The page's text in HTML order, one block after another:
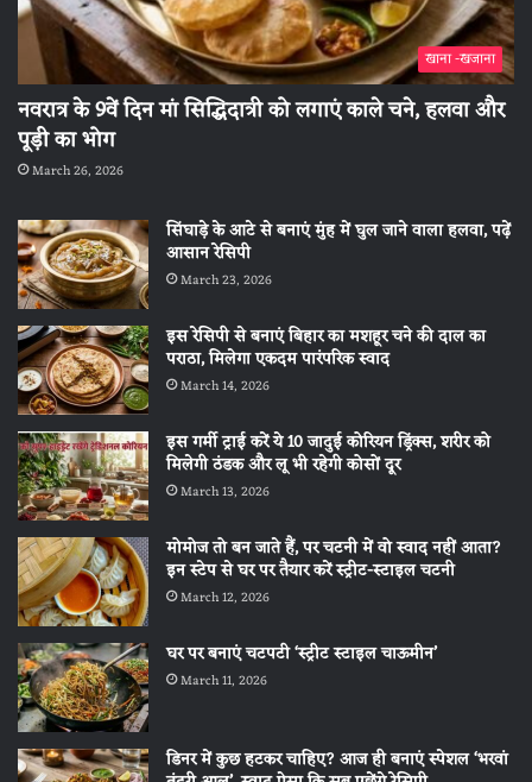
खाना -खजाना
नवरात्र के 9वें दिन मां सिद्धिदात्री को लगाएं काले चने, हलवा और
पूड़ी का भोग
March 26, 2026
सिंघाड़े के आटे से बनाएं मुंह में घुल जाने वाला हलवा, पढ़ें
आसान रेसिपी
March 23, 2026
इस रेसिपी से बनाएं बिहार का मशहूर चने की दाल का
पराठा, मिलेगा एकदम पारंपरिक स्वाद
March 14, 2026
इस गर्मी ट्राई करें ये 10 जादुई कोरियन ड्रिंक्स, शरीर को
मिलेगी ठंडक और लू भी रहेगी कोसों दूर
March 13, 2026
मोमोज तो बन जाते हैं, पर चटनी में वो स्वाद नहीं आता?
इन स्टेप से घर पर तैयार करें स्ट्रीट-स्टाइल चटनी
March 12, 2026
घर पर बनाएं चटपटी ‘स्ट्रीट स्टाइल चाऊमीन’
March 11, 2026
डिनर में कुछ हटकर चाहिए? आज ही बनाएं स्पेशल ‘भरवां